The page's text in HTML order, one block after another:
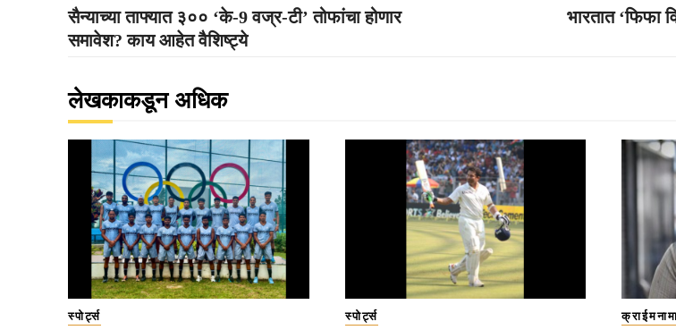
सैन्याच्या ताफ्यात ३०० ‘के-9 वज्र-टी’ तोफांचा होणार
समावेश? काय आहेत वैशिष्ट्ये
भारतात ‘फिफा
लेखकाकडून अधिक
स्पोर्ट्स स्पोर्ट्स